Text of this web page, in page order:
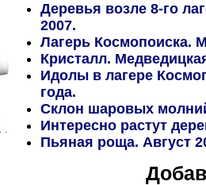
Деревья возле 8-го
2007.
Лагерь Космопоиска.
Кристалл.
Идолы в лагере
года.
Склон шаровых
Интересно растут
Пьяная роща. Август